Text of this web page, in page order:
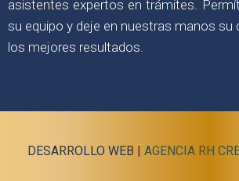
asistentes expertos en trámites.
su equipo y deje en nuestras manos su
los mejores resultados.
DESARROLLO WEB | AGENCIA RH